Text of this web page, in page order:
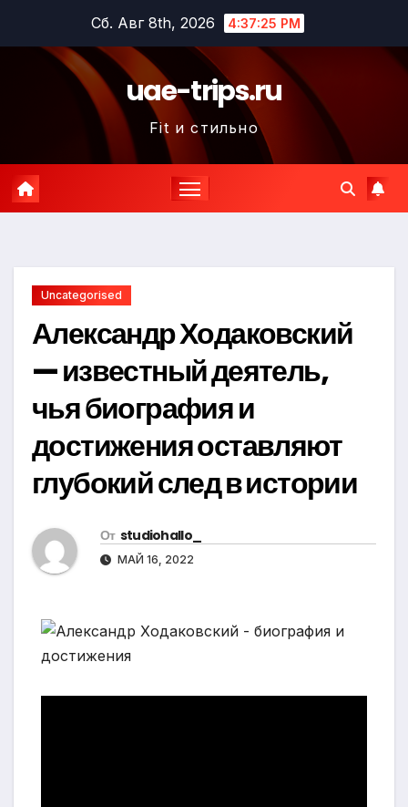
содержимому
Сб. Авг 8th, 2026 4:37:26 PM
uae-trips.ru
Fit и стильно
Uncategorised
Александр Ходаковский
— известный деятель,
чья биография и
достижения оставляют
глубокий след в истории
От studiohallo_
МАЙ 16, 2022